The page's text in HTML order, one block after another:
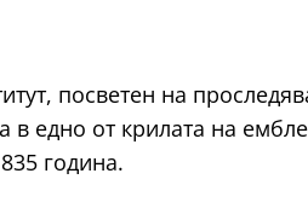
посветен на
едно от крилата на
година.